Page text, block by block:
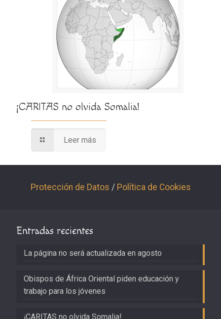
¡CARITAS no olvida Somalia!
Leer más
Protección de Datos / Política de Cookies
Entradas recientes
La página no será actualizada en agosto
Obispos de África Oriental piden educación y
trabajo para los jóvenes
¡CARITAS no olvida Somalia!